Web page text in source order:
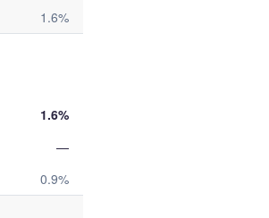
1.6%
1.6%
—
0.9%